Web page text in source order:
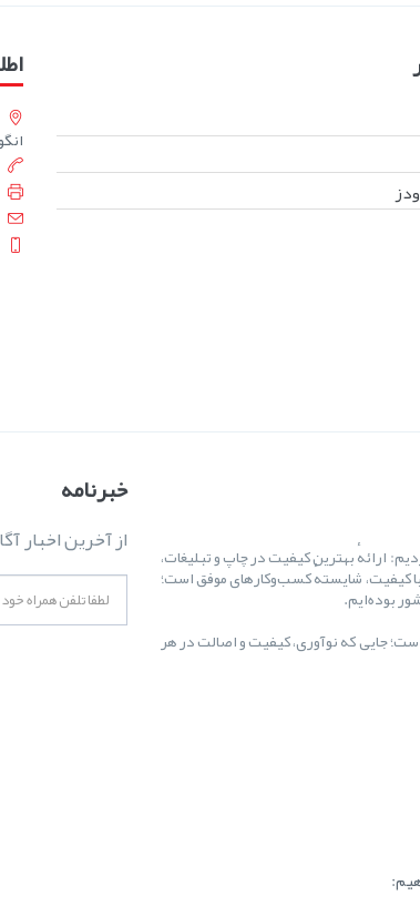
یک هدف روشن آغاز کردیم: ارائهٔ بهترین کیفیت در چاپ و تبلیغات،
کیفیت، شایستهٔ کسب‌وکارهای موفق است؛
جایی که نوآوری، کیفیت و اصالت در هر
خبرنامه
از آخرین اخبار